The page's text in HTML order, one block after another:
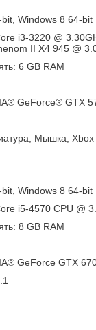
Windows 8 64-bit
i3-3220 @
II X4 945 @
6 GB RAM
GeForce® GTX
Мышка,
Windows 8 64-bit
i5-4570 CPU @
8 GB RAM
GeForce GTX